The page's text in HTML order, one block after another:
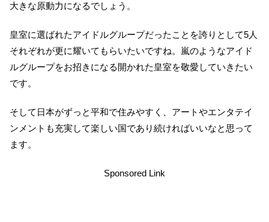
大きな原動力になるでしょう。
皇室に選ばれたアイドルグループだったことを誇りとして5人
それぞれが更に耀いてもらいたいですね。嵐のようなアイド
ルグループをお招きになる開かれた皇室を敬愛していきたい
です。
そして日本がずっと平和で住みやすく、アートやエンタテイ
ンメントも充実して楽しい国であり続ければいいなと思って
ます。
Sponsored Link